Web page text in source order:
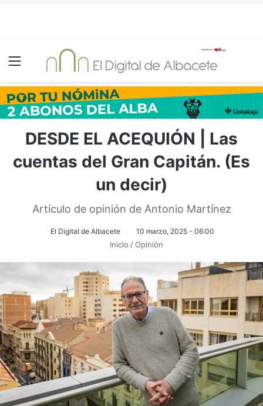
Menú
DESDE EL ACEQUIÓN | Las
cuentas del Gran Capitán. (Es
un decir)
Artículo de opinión de Antonio Martínez
El Digital de Albacete 10 marzo, 2025 - 06:00
Inicio /Opinión